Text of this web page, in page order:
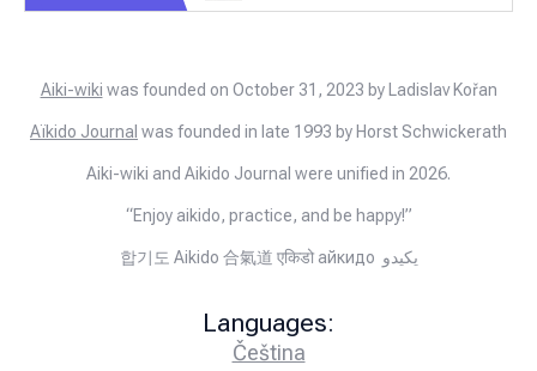
Aiki-wiki was founded on October 31, 2023 by Ladislav Kořan
Aïkido Journal was founded in late 1993 by Horst Schwickerath
Aiki-wiki and Aikido Journal were unified in 2026.
“Enjoy aikido, practice, and be happy!”
합기도 Aikido 合氣道 एकिडो айкидо يكيدو
Languages:
Čeština